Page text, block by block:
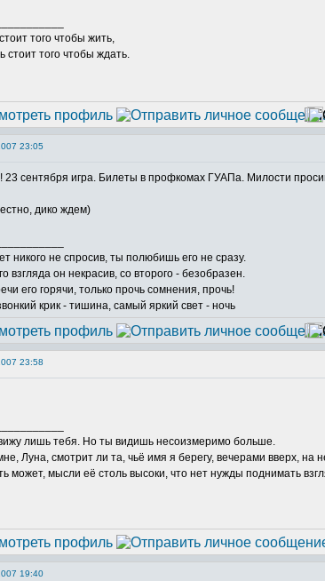
того чтобы жить,
стоит того чтобы ждать.
23:05
23 сентября игра. Билеты в профкомах ГУАПа. Милости
дико ждем)
никого не спросив, ты полюбишь его не сразу.
взгляда он некрасив, со второго - безобразен.
его горячи, только прочь сомнения, прочь!
крик - тишина, самый яркий свет - ночь
23:58
лишь тебя. Но ты видишь несоизмеримо больше.
Луна, смотрит ли та, чьё имя я берегу, вечерами вверх, на
может, мысли её столь высоки, что нет нужды поднимать
19:40